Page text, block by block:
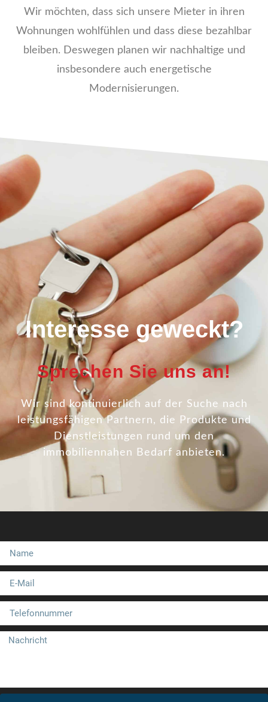
Wir möchten, dass sich unsere Mieter in ihren
Wohnungen wohlfühlen und dass diese bezahlbar
bleiben. Deswegen planen wir nachhaltige und
insbesondere auch energetische
Modernisierungen.
Interesse geweckt?
Sprechen Sie uns an!
Wir sind kontinuierlich auf der Suche nach
leistungsfähigen Partnern, die Produkte und
Dienstleistungen rund um den
immobiliennahen Bedarf anbieten.